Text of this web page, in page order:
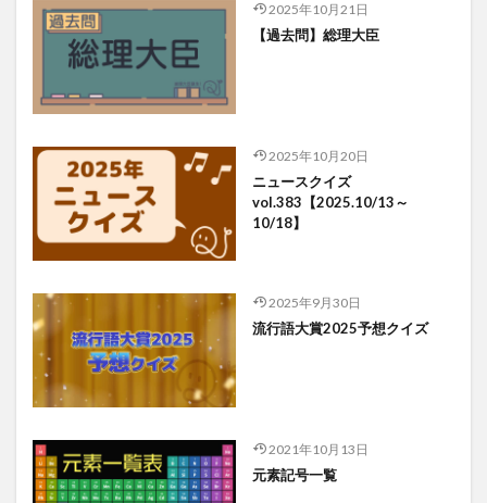
2025年10月21日
【過去問】総理大臣
2025年10月20日
ニュースクイズ
vol.383【2025.10/13～
10/18】
2025年9月30日
流行語大賞2025予想クイズ
2021年10月13日
元素記号一覧